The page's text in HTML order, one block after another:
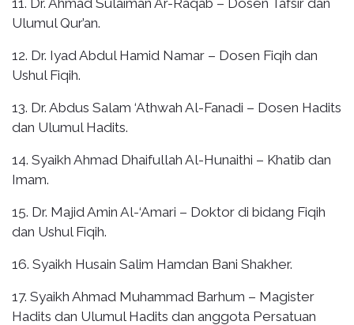
Ulumul Qur’an.
12. Dr. Iyad Abdul Hamid Namar – Dosen Fiqih dan
Ushul Fiqih.
13. Dr. Abdus Salam ‘Athwah Al-Fanadi – Dosen Hadits
dan Ulumul Hadits.
14. Syaikh Ahmad Dhaifullah Al-Hunaithi – Khatib dan
Imam.
15. Dr. Majid Amin Al-‘Amari – Doktor di bidang Fiqih
dan Ushul Fiqih.
16. Syaikh Husain Salim Hamdan Bani Shakher.
17. Syaikh Ahmad Muhammad Barhum – Magister
Hadits dan Ulumul Hadits dan anggota Persatuan